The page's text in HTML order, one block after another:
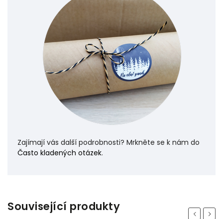
Zajímají vás další podrobnosti? Mrkněte se k nám do
Často kladených otázek.
Související produkty Previous
Next